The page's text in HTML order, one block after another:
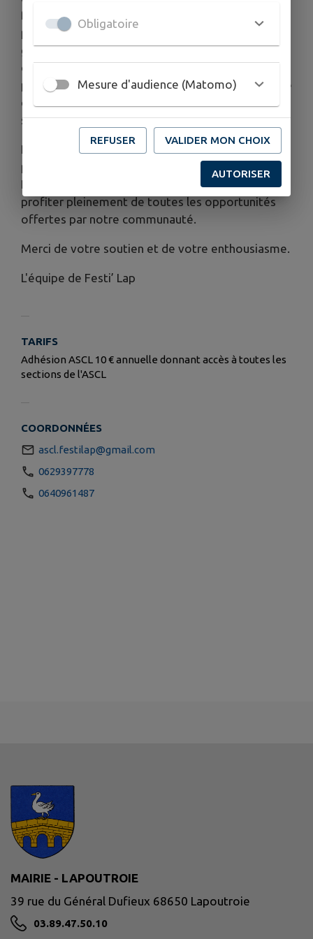
force d'un esprit d'équipe, de cohésion et de
partage, et nous souhaitons impliquer le plus
grand nombre dans nos projets. Chacun peut
devenir bénévole, que ce soit de manière
ponctuelle ou régulière. Votre participation, quelle
qu'elle soit, sera précieuse et contribuera au
succès de nos initiatives.
Nous vous invitons à rejoindre Festi' Lap et à
participer activement à la vie de notre village.
Ensemble, faisons en sorte que chacun puisse
profiter pleinement de toutes les opportunités
offertes par notre communauté.
Merci de votre soutien et de votre enthousiasme.
L'équipe de Festi’ Lap
TARIFS
Adhésion ASCL 10 € annuelle donnant accès à toutes les
sections de l'ASCL
COORDONNÉES
ascl.festilap@gmail.com
0629397778
0640961487
MAIRIE - LAPOUTROIE
39 rue du Général Dufieux 68650 Lapoutroie
03.89.47.50.10
Obligatoire
Mesure d'audience (Matomo)
REFUSER VALIDER MON CHOIX
AUTORISER